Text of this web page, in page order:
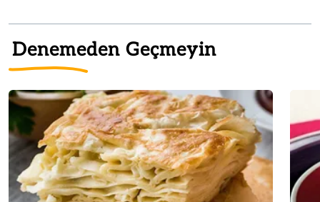
Denemeden Geçmeyin